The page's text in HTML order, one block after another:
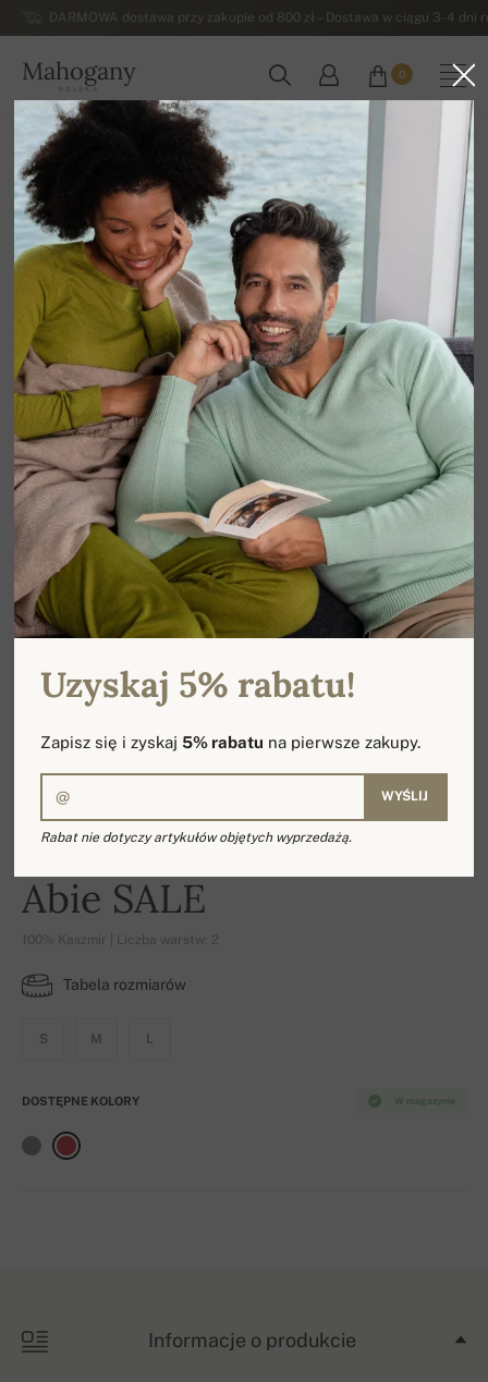
DARMOWA dostawa przy zakupie od 800 zł – Dostawa w ciągu 3-4
Mahogany
POLSKA
0
Strona główna Wyprzedaz
Abie SALE
100% Kaszmir | Liczba warstw: 2
Tabela rozmiarów
S M L
W magazynie
DOSTĘPNE KOLORY
Informacje o produkcie
Uzyskaj 5% rabatu!
Zapisz się i zyskaj5% rabatu na pierwsze zakupy.
WYŚLIJ
Rabat nie dotyczy artykułów objętych wyprzedażą.